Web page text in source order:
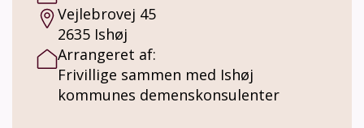
Vejlebrovej 45
2635 Ishøj
Arrangeret af:
Frivillige sammen med Ishøj
kommunes demenskonsulenter